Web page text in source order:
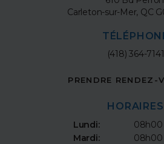
Carleton-sur-Mer QC
(418) 364-7141
PRENDRE RENDEZ-
HORAIRES
Lundi:
08h00
Mardi:
08h00